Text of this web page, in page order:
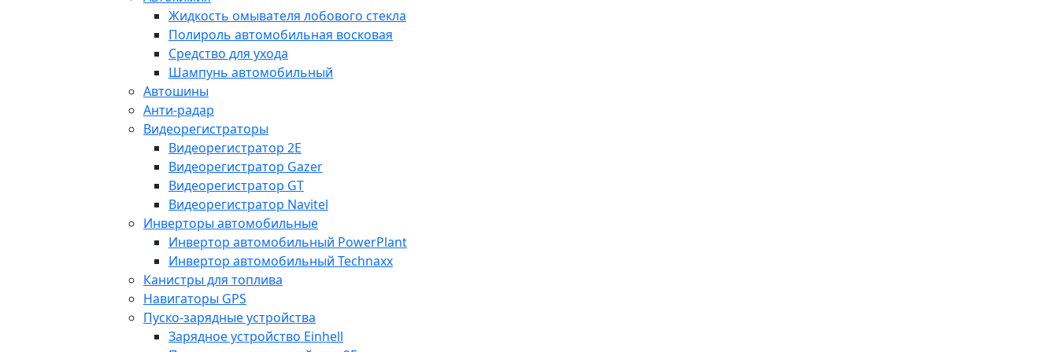
Жидкость омывателя лобового стекла
Полироль автомобильная восковая
Средство для ухода
Шампунь автомобильный
Автошины
Анти-радар
Видеорегистраторы
Видеорегистратор 2E
Видеорегистратор Gazer
Видеорегистратор GT
Видеорегистратор Navitel
Инверторы автомобильные
Инвертор автомобильный PowerPlant
Инвертор автомобильный Technaxx
Канистры для топлива
Навигаторы GPS
Пуско-зарядные устройства
Зарядное устройство Einhell